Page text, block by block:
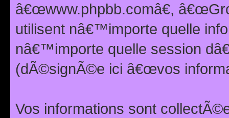
â€œwww.phpbb.comâ€,
utilisent nâ€™importe quelle
nâ€™importe quelle session
(dÃ©signÃ©e ici â€œvos
Vos informations sont